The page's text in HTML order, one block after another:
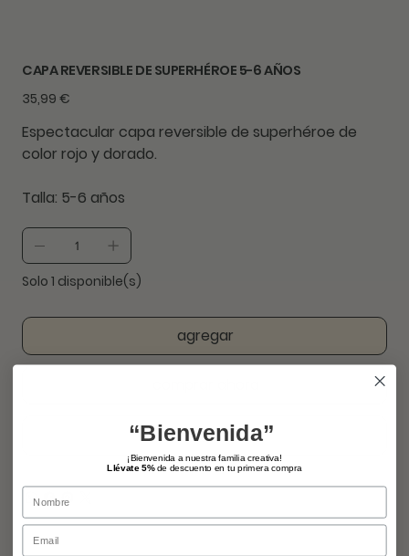
CAPA REVERSIBLE DE SUPERHÉROE 5-6 AÑOS
Precio
35,99 €
Espectacular capa reversible de superhéroe de
color rojo y dorado.
Talla: 5-6 años
Solo 1 disponible(s)
agregar
“Bienvenida”
¡Bienvenida a nuestra familia creativa!
Llévate 5%de descuento en tu primera compra
Name
Email